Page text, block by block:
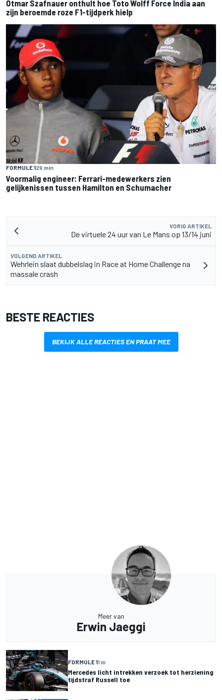
Otmar Szafnauer onthult hoe Toto Wolff Force India aan
zijn beroemde roze F1-tijdperk hielp
FORMULE 129 min
Voormalig engineer: Ferrari-medewerkers zien
gelijkenissen tussen Hamilton en Schumacher
VORIG ARTIKEL
De virtuele 24 uur van Le Mans op 13/14 juni
VOLGEND ARTIKEL
Wehrlein slaat dubbelslag in Race at Home Challenge na
massale crash
BESTE REACTIES
BEKIJK ALLE REACTIES EN PRAAT MEE
Meer van
Erwin Jaeggi
FORMULE 11 m
Mercedes licht intrekken verzoek tot herziening
tijdstraf Russell toe